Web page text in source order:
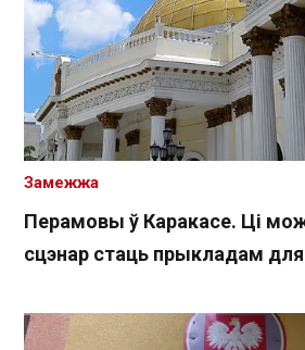
Перамовы ў Каракасе. Ці
сцэнар стаць прыкладам для
Замежжа